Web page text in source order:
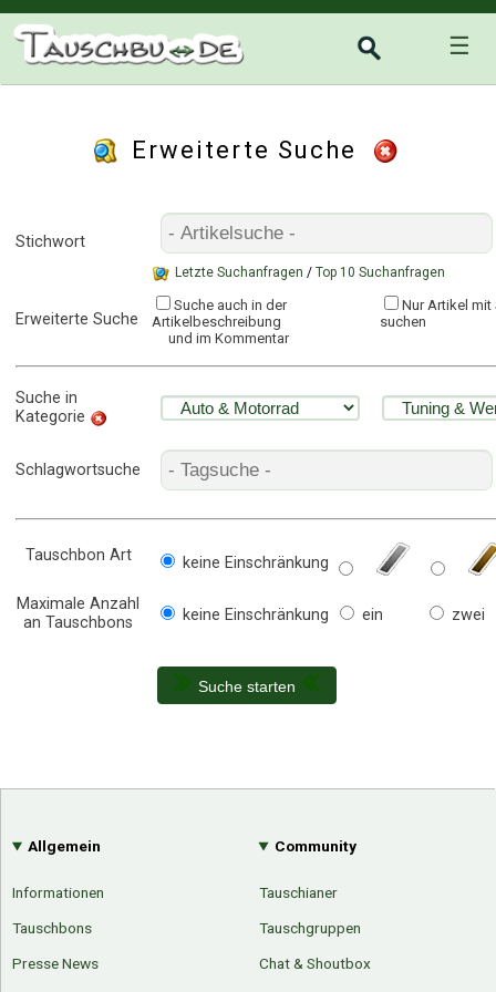
☰
Erweiterte Suche
Stichwort
Letzte Suchanfragen / Top 10 Suchanfragen
Erweiterte Suche
Suche auch in der
Artikelbeschreibung
und im Kommentar
Nur Artikel
suchen
Suche in
Kategorie
Schlagwortsuche
Tauschbon Art keine Einschränkung
Maximale Anzahl
an Tauschbons
keine Einschränkung ein zwei
Suche starten
Allgemein
Informationen
Tauschbons
Presse News
Community
Tauschianer
Tauschgruppen
Chat & Shoutbox